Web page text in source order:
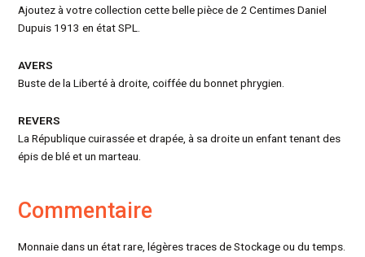
Ajoutez à votre collection cette belle pièce de 2 Centimes Daniel
Dupuis 1913 en état SPL.
AVERS
Buste de la Liberté à droite, coiffée du bonnet phrygien.
REVERS
La République cuirassée et drapée, à sa droite un enfant tenant des
épis de blé et un marteau.
Commentaire
Monnaie dans un état rare, légères traces de Stockage ou du temps.